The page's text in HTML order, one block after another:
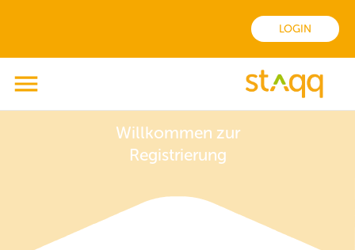
LOGIN
Willkommen zur
Registrierung